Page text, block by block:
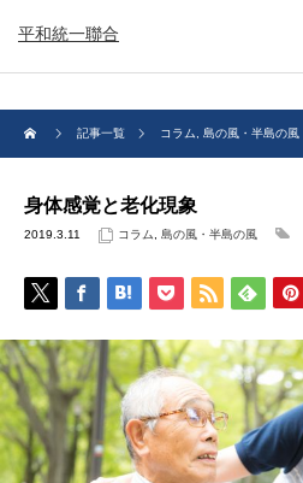
平和統一聯合
記事一覧 コラム 島の風・半島の風
身体感覚と老化現象
2019.3.11 コラム 島の風・半島の風